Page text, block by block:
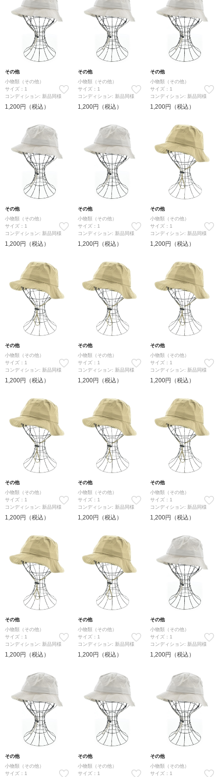
その他
小物類（その他）
サイズ：1
コンディション: 新品同様
1,200円（税込）
その他
小物類（その他）
サイズ：1
コンディション: 新品同様
1,200円（税込）
その他
小物類（その他）
サイズ：1
コンディション: 新品同様
1,200円（税込）
その他
小物類（その他）
サイズ：1
コンディション: 新品同様
1,200円（税込）
その他
小物類（その他）
サイズ：1
コンディション: 新品同様
1,200円（税込）
その他
小物類（その他）
サイズ：1
コンディション: 新品同様
1,200円（税込）
その他
小物類（その他）
サイズ：1
コンディション: 新品同様
1,200円（税込）
その他
小物類（その他）
サイズ：1
コンディション: 新品同様
1,200円（税込）
その他
小物類（その他）
サイズ：1
コンディション: 新品同様
1,200円（税込）
その他
小物類（その他）
サイズ：1
コンディション: 新品同様
1,200円（税込）
その他
小物類（その他）
サイズ：1
コンディション: 新品同様
1,200円（税込）
その他
小物類（その他）
サイズ：1
コンディション: 新品同様
1,200円（税込）
その他
小物類（その他）
サイズ：1
コンディション: 新品同様
1,200円（税込）
その他
小物類（その他）
サイズ：1
コンディション: 新品同様
1,200円（税込）
その他
小物類（その他）
サイズ：1
コンディション: 新品同様
1,200円（税込）
その他
小物類（その他）
サイズ：1
その他
小物類（その他）
サイズ：1
その他
小物類（その他）
サイズ：1